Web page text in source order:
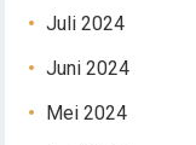
Juli 2024
Juni 2024
Mei 2024